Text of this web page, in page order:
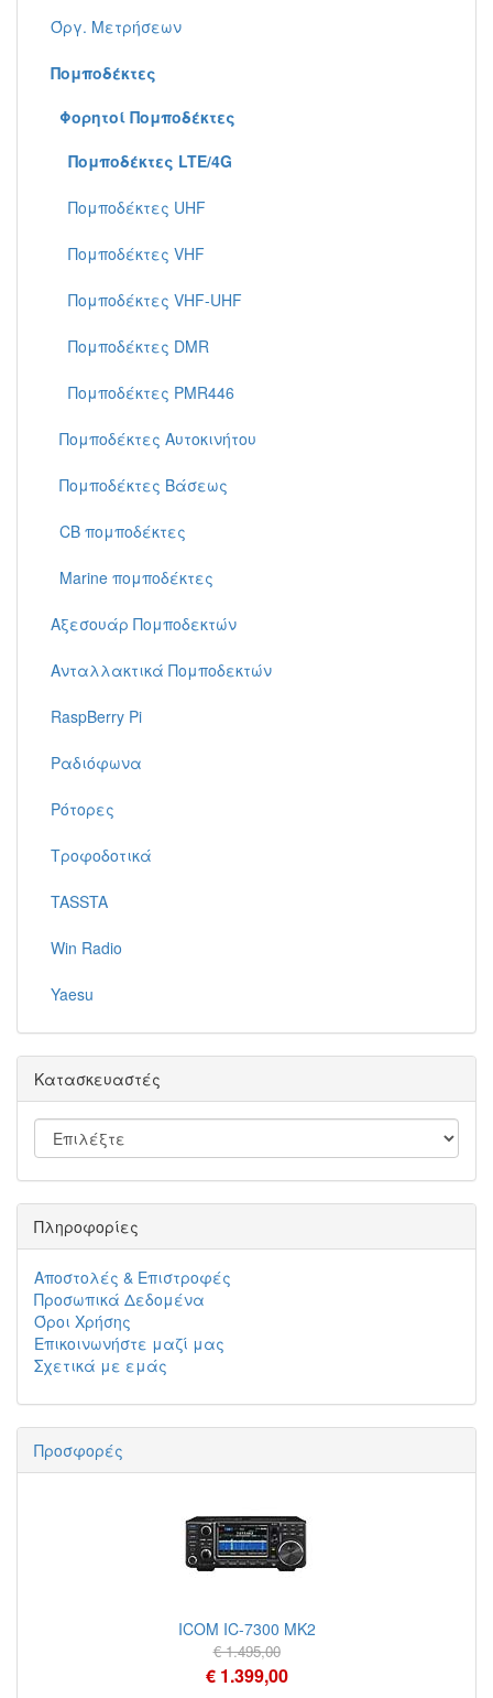
Όργ. Μετρήσεων
Πομποδέκτες
Φορητoί Πομποδέκτες
Πομποδέκτες LTE/4G
Πομποδέκτες UHF
Πομποδέκτες VHF
Πομποδέκτες VHF-UHF
Πομποδέκτες DMR
Πομποδέκτες PMR446
Πομποδέκτες Aυτοκινήτου
Πομποδέκτες Βάσεως
CB πομποδέκτες
Marine πομποδέκτες
Αξεσουάρ Πομποδεκτών
Ανταλλακτικά Πομποδεκτών
RaspBerry Pi
Ραδιόφωνα
Ρότορες
Τροφοδοτικά
TASSTA
Win Radio
Yaesu
Κατασκευαστές
Πληροφορίες
Αποστολές & Επιστροφές
Προσωπικά Δεδομένα
Όροι Χρήσης
Επικοινωνήστε μαζί μας
Σχετικά με εμάς
Προσφορές
ICOM IC-7300 MK2
€ 1.495,00
€ 1.399,00